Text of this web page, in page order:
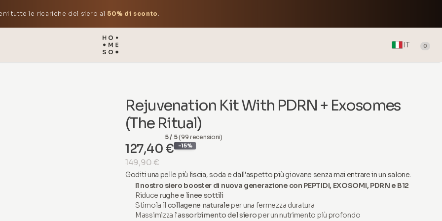
tutte le ricariche del siero al 50% di sconto .
IT 0
Rejuvenation Kit With PDRN + Exosomes
(The Ritual)
5 / 5(99 recensioni)
149,90 €
127,40 € -15%
Goditi una pelle più liscia, soda e dall'aspetto più giovane senza mai entrare in un salone.
Il nostro siero booster di nuova generazione con PEPTIDI, EXOSOMI, PDRN e B12
Riduce rughe e linee sottili
Stimola il collagene naturale per una fermezza duratura
Massimizza l'assorbimento del siero per un nutrimento più profondo